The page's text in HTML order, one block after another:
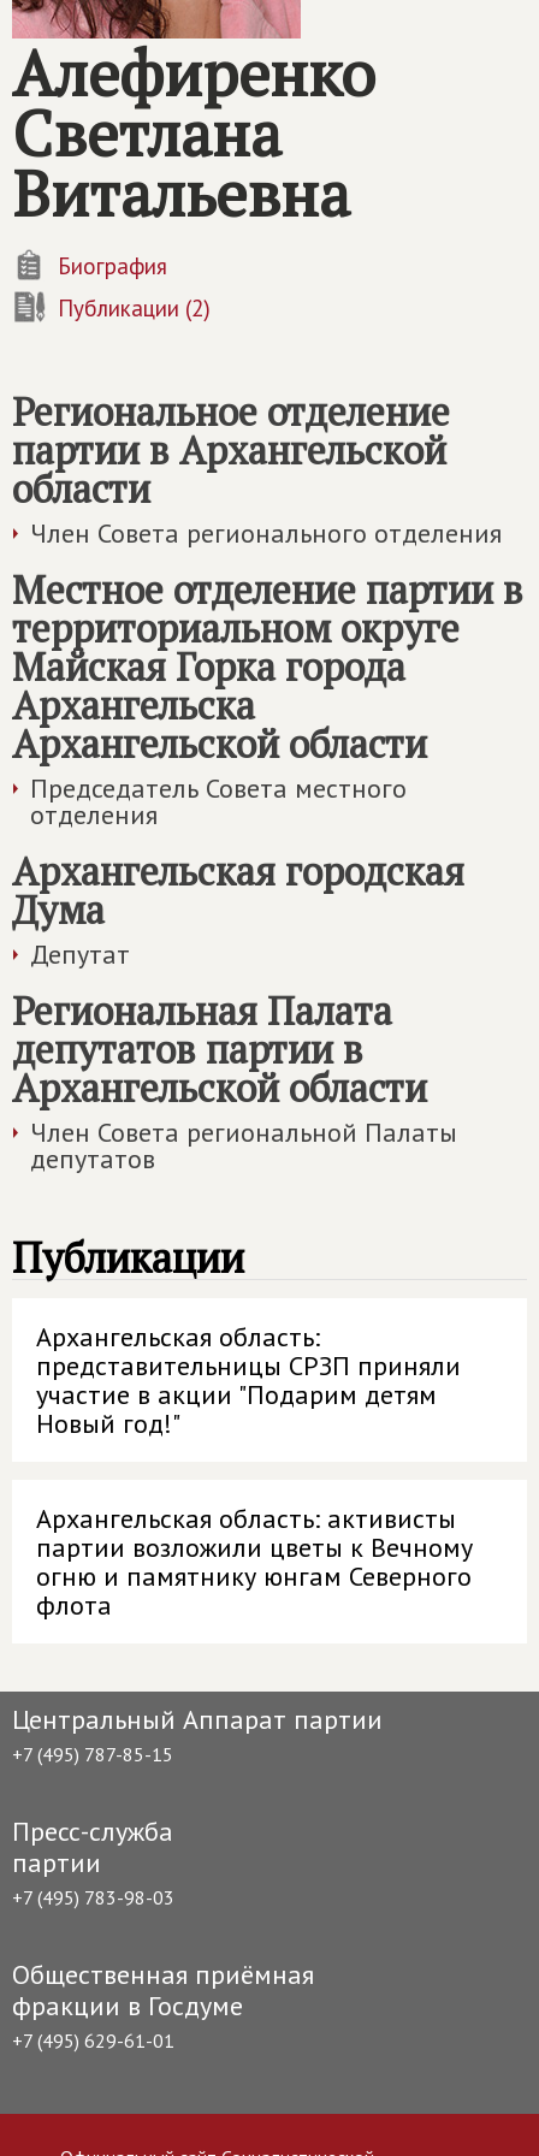
Алефиренко
Светлана
Витальевна
Биография
Публикации (2)
Региональное отделение
партии в Архангельской
области
Член Совета регионального отделения
Местное отделение партии в
территориальном округе
Майская Горка города
Архангельска
Архангельской области
Председатель Совета местного
отделения
Архангельская городская
Дума
Депутат
Региональная Палата
депутатов партии в
Архангельской области
Член Совета региональной Палаты
депутатов
Публикации
Архангельская область:
представительницы СРЗП приняли
участие в акции "Подарим детям
Новый год!"
Архангельская область: активисты
партии возложили цветы к Вечному
огню и памятнику юнгам Северного
флота
Центральный Аппарат партии
+7 (495) 787-85-15
Пресс-служба
партии
+7 (495) 783-98-03
Общественная приёмная
фракции в Госдуме
+7 (495) 629-61-01